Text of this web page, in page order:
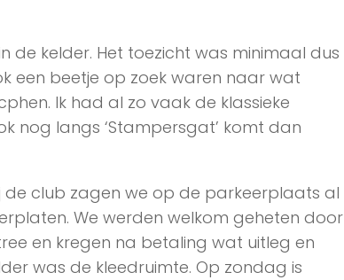
de kelder. Het toezicht was minimaal dus
een beetje op zoek waren naar wat
Ik had al zo vaak de klassieke
nog langs ‘Stampersgat’ komt dan
de club zagen we op de parkeerplaats al
We werden welkom geheten door
en kregen na betaling wat uitleg en
was de kleedruimte. Op zondag is